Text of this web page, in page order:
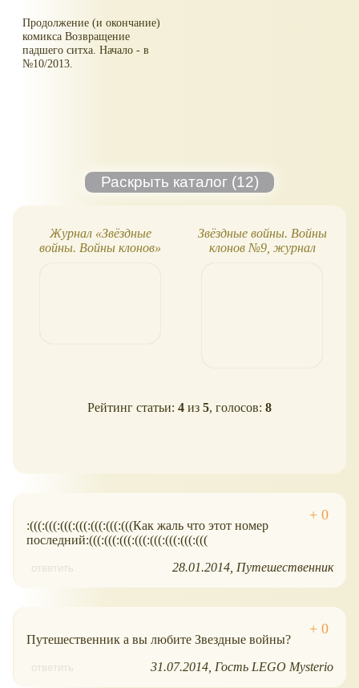
Продолжение (и окончание)
комикса Возвращение
падшего ситха. Начало - в
№10/2013.
Журнал «Звёздные
войны. Войны клонов»
Звёздные войны. Войны
клонов №9, журнал
Рейтинг статьи: 4 из 5, голосов: 8
:(((:(((:(((:(((:(((:(((:(((Как жаль что этот номер
последний:(((:(((:(((:(((:(((:(((:(((:(((
ответить 28.01.2014 Путешественник
Путешественник а вы любите Звездные войны?
ответить 31.07.2014 Гость LEGO Mysterio